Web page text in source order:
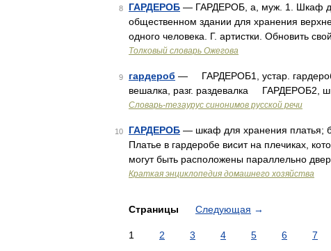
8 ГАРДЕРОБ — ГАРДЕРОБ, а, муж. 1. Шкаф
общественном здании для хранения
одного человека. Г. артистки. Обновить
Толковый словарь Ожегова
9 гардероб — ГАРДЕРОБ1, устар.
вешалка, разг. раздевалка ГАРДЕРОБ2,
Словарь-тезаурус синонимов русской речи
10 ГАРДЕРОБ — шкаф для хранения платья;
Платье в гардеробе висит на плечиках,
могут быть расположены параллельно
Краткая энциклопедия домашнего хозяйства
Страницы Следующая →
1 2 3 4 5 6 7